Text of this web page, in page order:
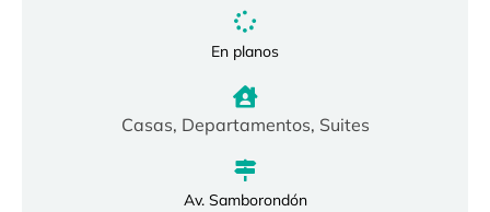
En planos
Casas, Departamentos, Suites
Av. Samborondón